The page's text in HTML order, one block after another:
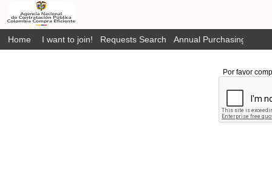
Home I want to join! Requests Search Annual Purchasing Plan
Por favor